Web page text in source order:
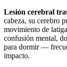
Lesión cerebral
cabeza, su cerebro
movimiento de
confusión mental,
para dormir —
impacto.